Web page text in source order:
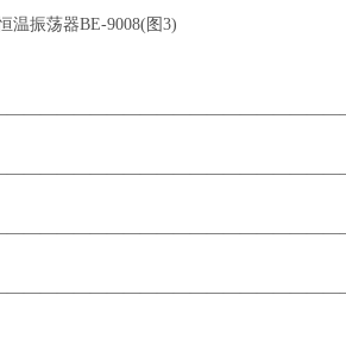
围： 室温
性：
性：
度@37℃下检测：
20℃to70℃）：